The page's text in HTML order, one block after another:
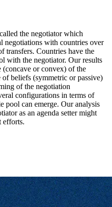
the negotiator which
negotiations with countries over
transfers. Countries have the
with the negotiator. Our results
(concave or convex) of the
beliefs (symmetric or passive)
of the negotiation
configurations in terms of
pool can emerge. Our analysis
as an agenda setter might
efforts.